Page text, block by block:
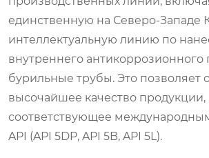
единственную на Северо-Западе
интеллектуальную линию по
внутреннего антикоррозионного
бурильные трубы. Это позволяет
высочайшее качество продукции,
соответствующее
API (API 5DP, API 5B, API 5L).